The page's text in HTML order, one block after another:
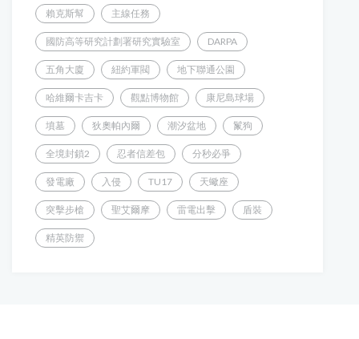
賴克斯幫 主線任務
國防高等研究計劃署研究實驗室 DARPA
五角大廈 紐約軍閥 地下聯通公園
哈維爾卡吉卡 觀點博物館 康尼島球場
墳墓 狄奧帕內爾 潮汐盆地 鬣狗
全境封鎖2 忍者信差包 分秒必爭
發電廠 入侵 TU17 天蠍座
突擊步槍 聖艾爾摩 雷電出擊 盾裝
精英防禦